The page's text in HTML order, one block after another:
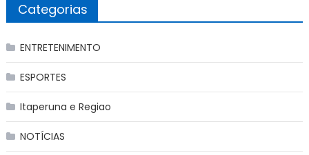
Categorias
ENTRETENIMENTO
ESPORTES
Itaperuna e Regiao
NOTÍCIAS